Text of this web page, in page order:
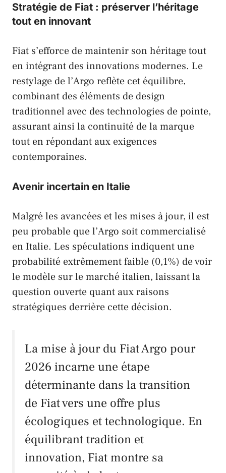
Stratégie de Fiat : préserver l’héritage
tout en innovant
Fiat s’efforce de maintenir son héritage tout
en intégrant des innovations modernes. Le
restylage de l’Argo reflète cet équilibre,
combinant des éléments de design
traditionnel avec des technologies de pointe,
assurant ainsi la continuité de la marque
tout en répondant aux exigences
contemporaines.
Avenir incertain en Italie
Malgré les avancées et les mises à jour, il est
peu probable que l’Argo soit commercialisé
en Italie. Les spéculations indiquent une
probabilité extrêmement faible (0,1%) de voir
le modèle sur le marché italien, laissant la
question ouverte quant aux raisons
stratégiques derrière cette décision.
La mise à jour du Fiat Argo pour
2026 incarne une étape
déterminante dans la transition
de Fiatvers une offre plus
écologiques et technologique. En
équilibrant tradition et
innovation, Fiat montre sa